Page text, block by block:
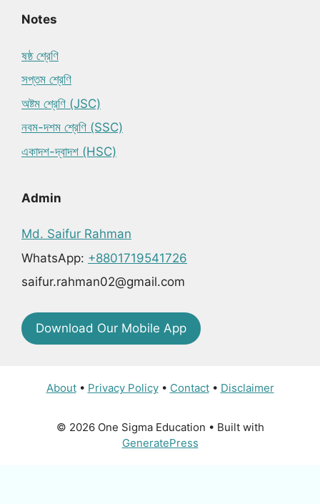
Notes
ষষ্ঠ শ্রেণি
সপ্তম শ্রেণি
অষ্টম শ্রেণি (JSC)
নবম-দশম শ্রেণি (SSC)
একাদশ-দ্বাদশ (HSC)
Admin
Md. Saifur Rahman
WhatsApp: +8801719541726
saifur.rahman02@gmail.com
Download Our Mobile App
About• Privacy Policy• Contact• Disclaimer
© 2026 One Sigma Education • Built with
GeneratePress